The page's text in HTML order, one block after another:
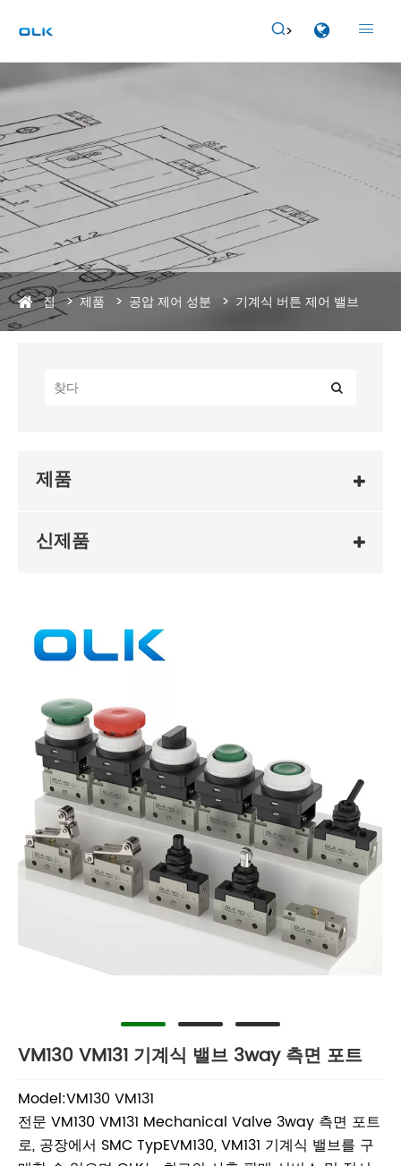
 
집 제품 공압 제어 성분 기계식 버튼 제어 밸브
제품
신제품
VM130 VM131 기계식 밸브 3way 측면 포트
Model:VM130 VM131
전문 VM130 VM131 Mechanical Valve 3way 측면 포트
로, 공장에서 SMC TypEVM130, VM131 기계식 밸브를 구